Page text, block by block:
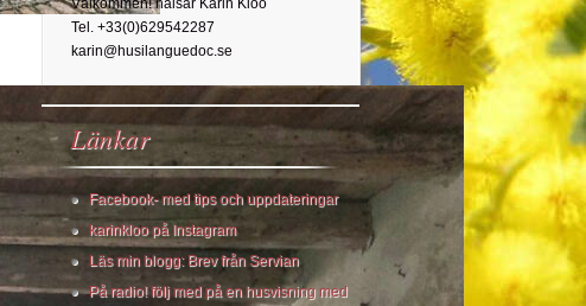
Välkommen! hälsar Karin Kloo
Tel. +33(0)629542287
karin@husilanguedoc.se
Länkar
Facebook- med tips och uppdateringar
karinkloo på Instagram
Läs min blogg: Brev från Servian
På radio! följ med på en husvisning med